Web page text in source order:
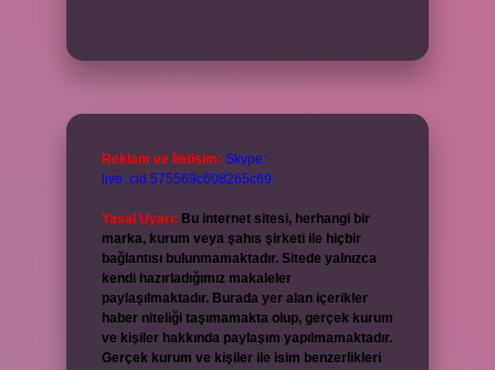
Reklam ve İletişim: Skype:
live:.cid.575569c608265c69
Yasal Uyarı: Bu internet sitesi, herhangi bir
marka, kurum veya şahıs şirketi ile hiçbir
bağlantısı bulunmamaktadır. Sitede yalnızca
kendi hazırladığımız makaleler
paylaşılmaktadır. Burada yer alan içerikler
haber niteliği taşımamakta olup, gerçek kurum
ve kişiler hakkında paylaşım yapılmamaktadır.
Gerçek kurum ve kişiler ile isim benzerlikleri